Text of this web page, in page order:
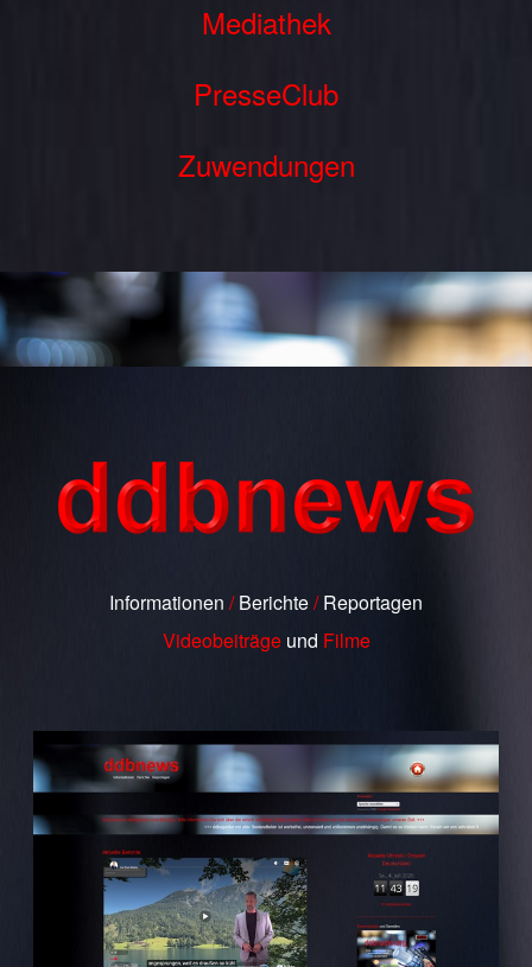
Mediathek
PresseClub
Zuwendungen
Informationen /Berichte/Reportagen
Videobeiträge und Filme